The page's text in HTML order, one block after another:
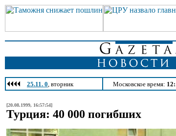
25.11. 0, вторник Московское время:
[20.08.1999, 16:57:54]
Турция: 40 000 погибших